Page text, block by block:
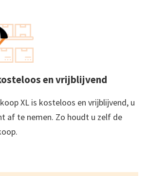
en vrijblijvend
XL is kosteloos en vrijblijvend, u
af te nemen. Zo houdt u zelf de